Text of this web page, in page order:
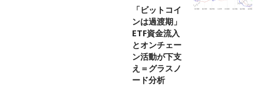
「ビットコイ
ンは過渡期」
ETF資金流入
とオンチェー
ン活動が下支
え＝グラスノ
ード分析